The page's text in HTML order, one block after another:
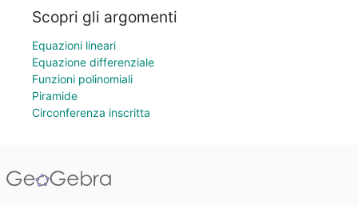
Scopri gli argomenti
Equazioni lineari
Equazione differenziale
Funzioni polinomiali
Piramide
Circonferenza inscritta